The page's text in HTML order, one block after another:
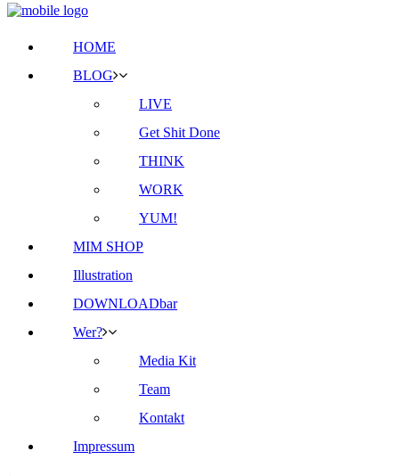
HOME
BLOG
LIVE
Get Shit Done
THINK
WORK
YUM!
MIM SHOP
Illustration
DOWNLOADbar
Wer?
Media Kit
Team
Kontakt
Impressum